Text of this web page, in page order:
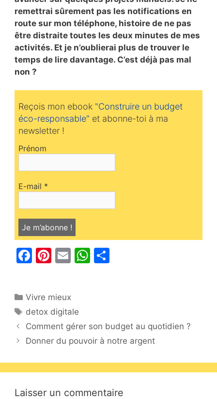
remettrai sûrement pas les notifications en
route sur mon téléphone, histoire de ne pas
être distraite toutes les deux minutes de mes
activités. Et je n’oublierai plus de trouver le
temps de lire davantage. C’est déjà pas mal
non ?
Reçois mon ebook "Construire un budget
éco-responsable" et abonne-toi à ma
newsletter !
Prénom
E-mail *
F
e
b
o
o
k
Pi
e
st
E
l
W
p
p
Catégories
Vivre mieux
Étiquettes
detox digitale
Comment gérer son budget au quotidien ?
Donner du pouvoir à notre argent
Laisser un commentaire